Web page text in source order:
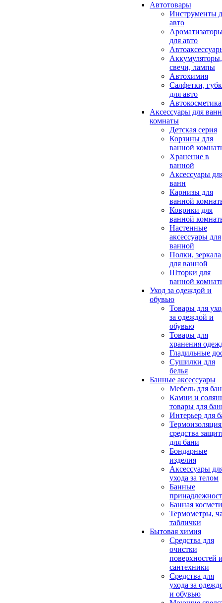
Автотовары
Инструменты
авто
для авто
Аккумуляторы,
свечи, лампы
Автохимия
Салфетки,
для авто
Автокосметика
Аксессуары для
комнаты
Детская серия
Корзины для
ванной
Хранение в
ванной
Аксессуары
ванн
Карнизы для
ванной
Коврики для
ванной
Настенные
аксессуары для
ванной
Полки, зеркала
для ванной
Шторки для
ванной
Уход за одеждой и
обувью
Товары для
за одеждой и
обувью
Товары для
хранения
Гладильные
Сушилки для
белья
Банные аксессуары
Мебель для
Камни и
товары для
Интерьер для
средства
для бани
Бондарные
изделия
Аксеcсуары
ухода за телом
Банные
Банная
Термометры,
таблички
Бытовая химия
Средства для
очистки
поверхностей
сантехники
Средства для
ухода за
и обувью